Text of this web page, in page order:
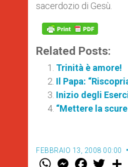
sacerdozio di Gesù.
Related Posts:
Trinità è amore!
Il Papa:
Inizio degli
“Mettere la
FEBBRAIO 13, 2008 00:00
W M F